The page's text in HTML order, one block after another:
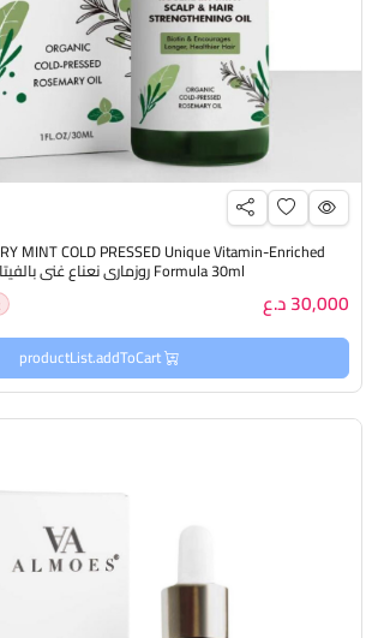
MINT COLD PRESSED Unique Vitamin-Enriched
Formula 30ml روزماري نعناع غني بالفيتامينات
30,000 د.ع
productList.addToCart